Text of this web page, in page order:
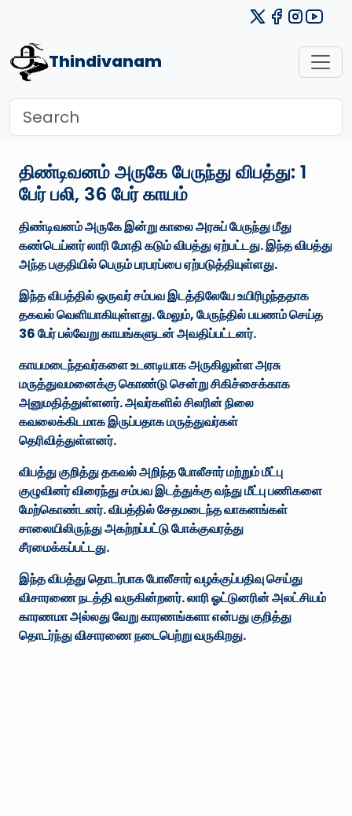
Thindivanam
திண்டிவனம் அருகே பேருந்து விபத்து: 1
பேர் பலி, 36 பேர் காயம்
திண்டிவனம் அருகே இன்று காலை அரசுப் பேருந்து மீது
கண்டெய்னர் லாரி மோதி கடும் விபத்து ஏற்பட்டது. இந்த விபத்து
அந்த பகுதியில் பெரும் பரபரப்பை ஏற்படுத்தியுள்ளது.
இந்த விபத்தில் ஒருவர் சம்பவ இடத்திலேயே உயிரிழந்ததாக
தகவல் வெளியாகியுள்ளது. மேலும், பேருந்தில் பயணம் செய்த
36 பேர் பல்வேறு காயங்களுடன் அவதிப்பட்டனர்.
காயமடைந்தவர்களை உடனடியாக அருகிலுள்ள அரசு
மருத்துவமனைக்கு கொண்டு சென்று சிகிச்சைக்காக
அனுமதித்துள்ளனர். அவர்களில் சிலரின் நிலை
கவலைக்கிடமாக இருப்பதாக மருத்துவர்கள்
தெரிவித்துள்ளனர்.
விபத்து குறித்து தகவல் அறிந்த போலீசார் மற்றும் மீட்பு
குழுவினர் விரைந்து சம்பவ இடத்துக்கு வந்து மீட்பு பணிகளை
மேற்கொண்டனர். விபத்தில் சேதமடைந்த வாகனங்கள்
சாலையிலிருந்து அகற்றப்பட்டு போக்குவரத்து
சீரமைக்கப்பட்டது.
இந்த விபத்து தொடர்பாக போலீசார் வழக்குப்பதிவு செய்து
விசாரணை நடத்தி வருகின்றனர். லாரி ஓட்டுனரின் அலட்சியம்
காரணமா அல்லது வேறு காரணங்களா என்பது குறித்து
தொடர்ந்து விசாரணை நடைபெற்று வருகிறது.